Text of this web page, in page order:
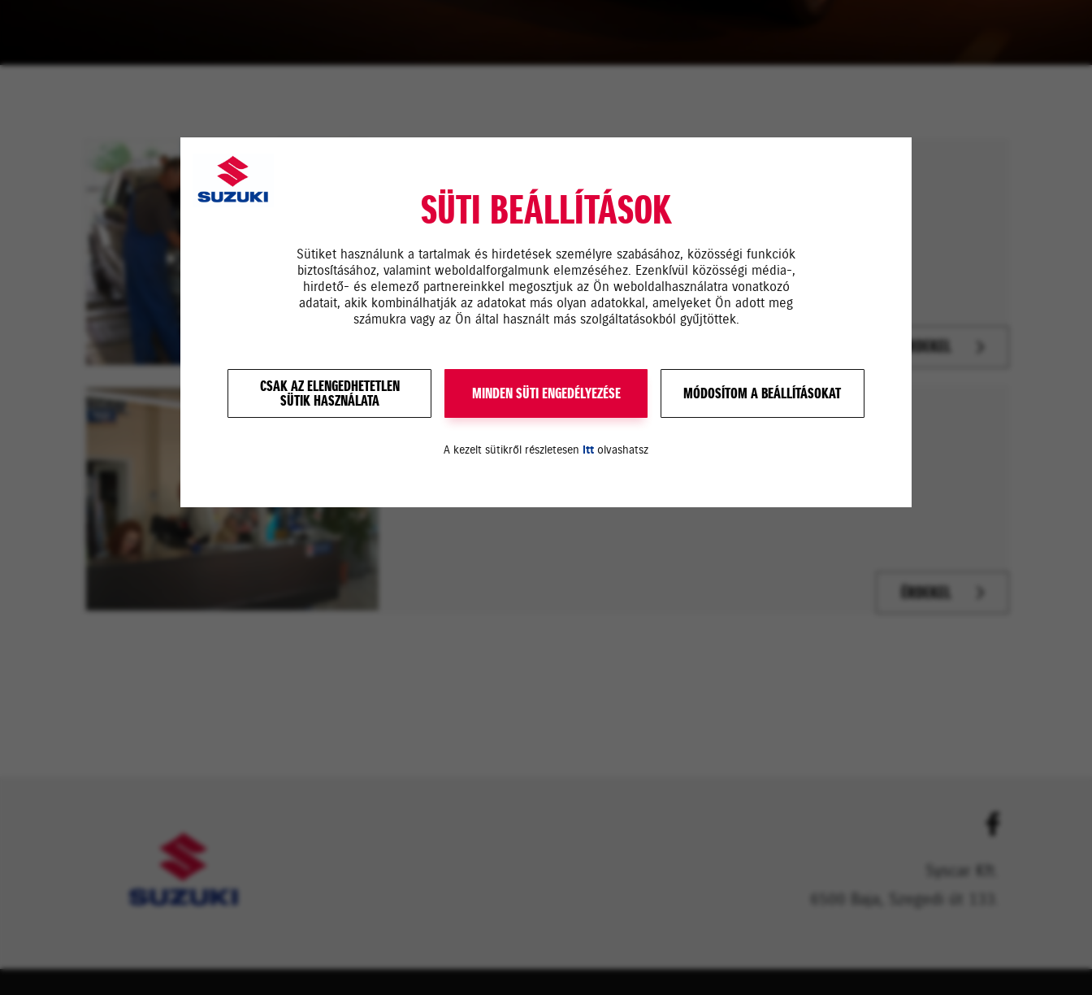
SÜTI BEÁLLÍTÁSOK
Sütiket használunk a tartalmak és hirdetések személyre szabásához, közösségi funkciók
biztosításához, valamint weboldalforgalmunk elemzéséhez. Ezenkívül közösségi média-,
hirdető- és elemező partnereinkkel megosztjuk az Ön weboldalhasználatra vonatkozó
adatait, akik kombinálhatják az adatokat más olyan adatokkal, amelyeket Ön adott meg
számukra vagy az Ön által használt más szolgáltatásokból gyűjtöttek.
CSAK AZ ELENGEDHETETLEN
SÜTIK HASZNÁLATA
MINDEN SÜTI ENGEDÉLYEZÉSE MÓDOSÍTOM A BEÁLLÍTÁSOKAT
A kezelt sütikről részletesen itt olvashatsz
MŰSZAKI VIZSGÁZTATÁS
Jelentkezzen be szervizünkbe!
ÉRDEKEL
EREDETI SUZUKI ALKATRÉSZEK
ÉRDEKEL
Syscar Kft.
6500 Baja, Szegedi út 133.